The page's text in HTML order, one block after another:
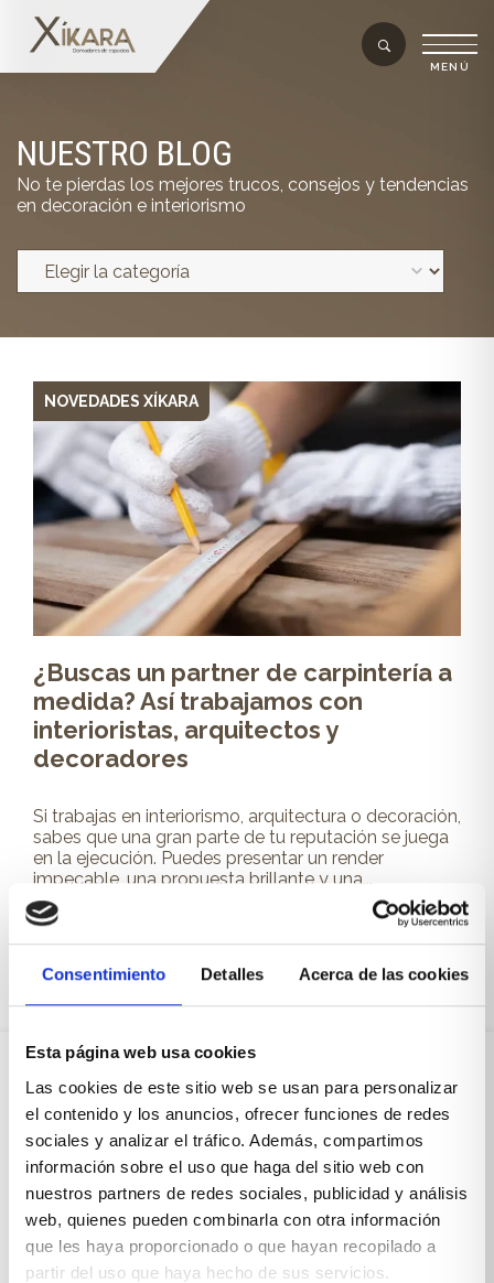
Consentimiento Detalles Acerca de las cookies
Esta página web usa cookies
Las cookies de este sitio web se usan para personalizar
el contenido y los anuncios, ofrecer funciones de redes
sociales y analizar el tráfico. Además, compartimos
información sobre el uso que haga del sitio web con
nuestros partners de redes sociales, publicidad y análisis
web, quienes pueden combinarla con otra información
que les haya proporcionado o que hayan recopilado a
partir del uso que haya hecho de sus servicios.
NUESTRO BLOG
No te pierdas los mejores trucos, consejos y tendencias
en decoración e interiorismo
NOVEDADES XÍKARA
¿Buscas un partner de carpintería a
medida? Así trabajamos con
interioristas, arquitectos y
decoradores
Si trabajas en interiorismo, arquitectura o decoración,
sabes que una gran parte de tu reputación se juega
en la ejecución. Puedes presentar un render
impecable, una propuesta brillante y una...
Leer más
Sobre Xíkara
Inicio
Blog
Reseñas Google